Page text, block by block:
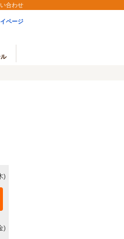
合わせ
ページ
)
)